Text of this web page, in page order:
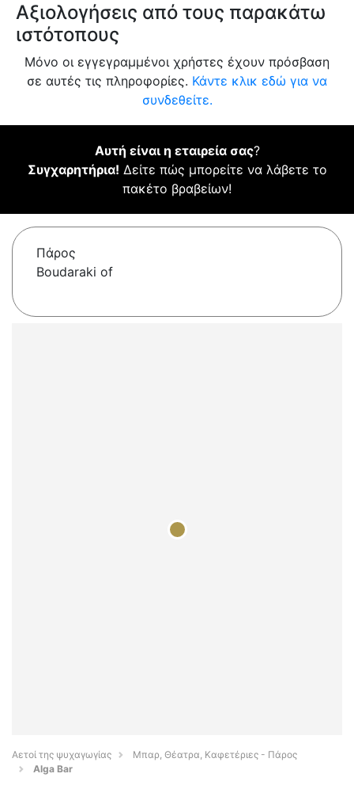
Αξιολογήσεις από τους παρακάτω
ιστότοπους
Μόνο οι εγγεγραμμένοι χρήστες έχουν πρόσβαση
σε αυτές τις πληροφορίες. Κάντε κλικ εδώ για να
συνδεθείτε.
Αυτή είναι η εταιρεία σας?
Συγχαρητήρια! Δείτε πώς μπορείτε να λάβετε το
πακέτο βραβείων!
Πάρος
Boudaraki of
Αετοί της ψυχαγωγίας
Μπαρ, Θέατρα, Καφετέριες - Πάρος
Alga Bar